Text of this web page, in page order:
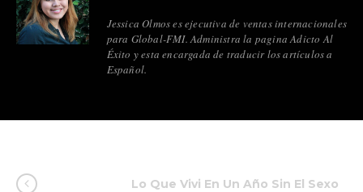
Jessica Olmos es ejecutiva de ventas internacionales
para Global-FMI. Administra la pagina Adicto Al
Éxito y esta encargada de traducir los artículos a
Español.
Lo Que Vivi En Un Año Sin El Sexo